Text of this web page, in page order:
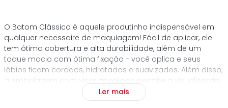
O Batom Clássico é aquele produtinho indispensável em
qualquer necessaire de maquiagem! Fácil de aplicar, ele
tem ótima cobertura e alta durabilidade, além de um
toque macio com ótima fixação - você aplica e seus
lábios ficam corados, hidratados e suavizados. Além disso,
a embalagem com visor acoplado permite a visualização
da cor sem precisar abrir a tampa, além de um tamanho
perfeito para carregar na bolsa e aplicar sempre que
Ler mais